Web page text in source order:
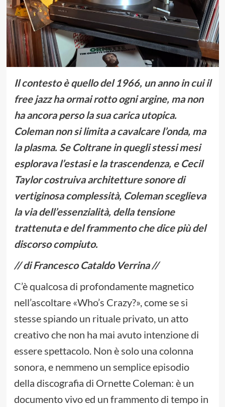
Il contesto è quello del 1966, un anno in cui il
free jazz ha ormai rotto ogni argine, ma non
ha ancora perso la sua carica utopica.
Coleman non si limita a cavalcare l’onda, ma
la plasma. Se Coltrane in quegli stessi mesi
esplorava l’estasi e la trascendenza, e Cecil
Taylor costruiva architetture sonore di
vertiginosa complessità, Coleman sceglieva
la via dell’essenzialità, della tensione
trattenuta e del frammento che dice più del
discorso compiuto.
// di Francesco Cataldo Verrina //
C’è qualcosa di profondamente magnetico
nell’ascoltare «Who’s Crazy?», come se si
stesse spiando un rituale privato, un atto
creativo che non ha mai avuto intenzione di
essere spettacolo. Non è solo una colonna
sonora, e nemmeno un semplice episodio
della discografia di Ornette Coleman: è un
documento vivo ed un frammento di tempo in